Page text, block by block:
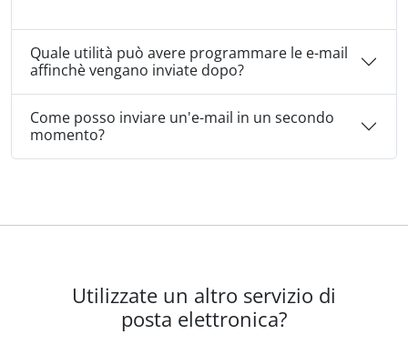
Quale utilità può avere programmare le e-mail
affinchè vengano inviate dopo?
Come posso inviare un'e-mail in un secondo
momento?
Utilizzate un altro servizio di
posta elettronica?